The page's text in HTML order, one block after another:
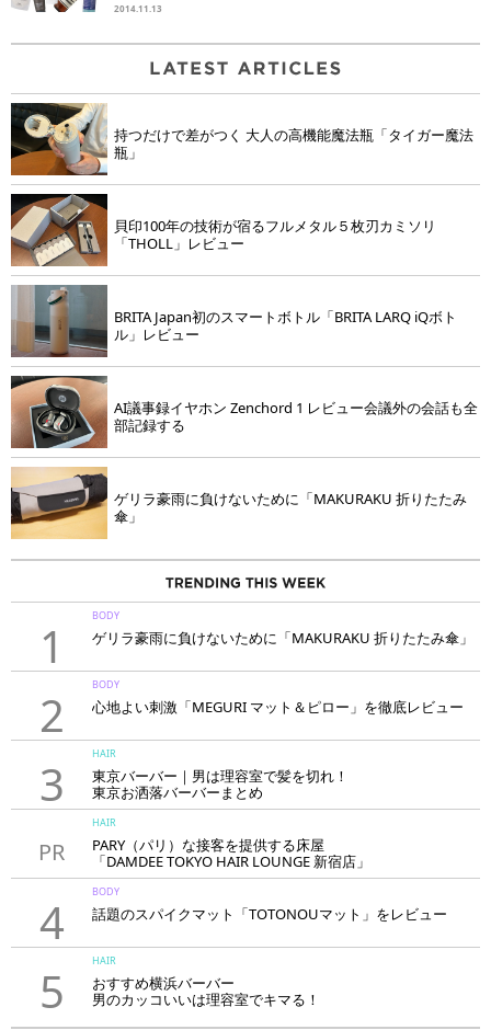
2014.11.13
持つだけで差がつく 大人の高機能魔法瓶「タイガー魔法
瓶」
貝印100年の技術が宿るフルメタル５枚刃カミソリ
「THOLL」レビュー
BRITA Japan初のスマートボトル「BRITA LARQ iQボト
ル」レビュー
AI議事録イヤホン Zenchord 1 レビュー会議外の会話も全
部記録する
ゲリラ豪雨に負けないために「MAKURAKU 折りたたみ
傘」
1
BODY
ゲリラ豪雨に負けないために「MAKURAKU 折りたたみ傘」
2
BODY
心地よい刺激「MEGURI マット＆ピロー」を徹底レビュー
3
HAIR
東京バーバー｜男は理容室で髪を切れ！
東京お洒落バーバーまとめ
PR
HAIR
PARY（パリ）な接客を提供する床屋
「DAMDEE TOKYO HAIR LOUNGE 新宿店」
4
BODY
話題のスパイクマット「TOTONOUマット」をレビュー
5
HAIR
おすすめ横浜バーバー
男のカッコいいは理容室でキマる！